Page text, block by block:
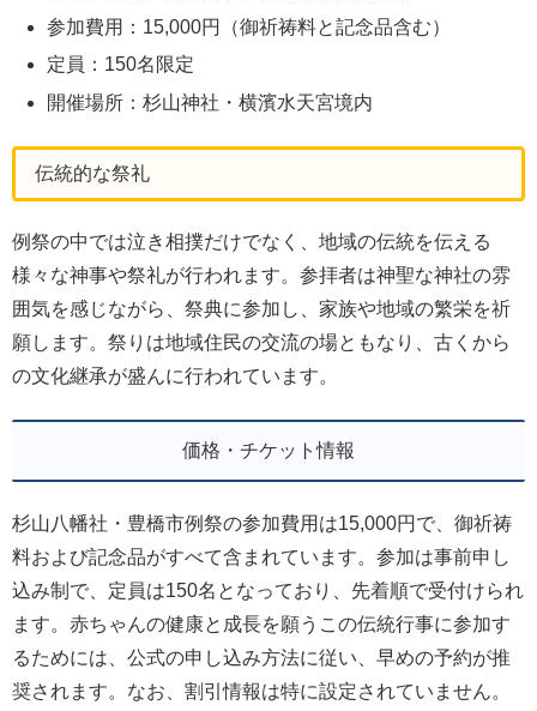
参加費用：15,000円（御祈祷料と記念品含む）
定員：150名限定
開催場所：杉山神社・横濱水天宮境内
伝統的な祭礼
例祭の中では泣き相撲だけでなく、地域の伝統を伝える
様々な神事や祭礼が行われます。参拝者は神聖な神社の雰
囲気を感じながら、祭典に参加し、家族や地域の繁栄を祈
願します。祭りは地域住民の交流の場ともなり、古くから
の文化継承が盛んに行われています。
価格・チケット情報
杉山八幡社・豊橋市例祭の参加費用は15,000円で、御祈祷
料および記念品がすべて含まれています。参加は事前申し
込み制で、定員は150名となっており、先着順で受付けられ
ます。赤ちゃんの健康と成長を願うこの伝統行事に参加す
るためには、公式の申し込み方法に従い、早めの予約が推
奨されます。なお、割引情報は特に設定されていません。